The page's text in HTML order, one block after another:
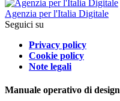
Agenzia per l'Italia Digitale
Seguici su
Privacy policy
Cookie policy
Note legali
Manuale operativo di design